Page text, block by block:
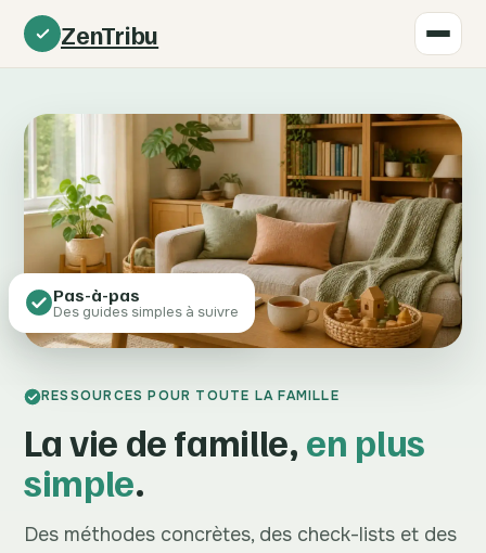
ZenTribu
RESSOURCES POUR TOUTE LA FAMILLE
La vie de famille, en plus
simple.
Des méthodes concrètes, des check-lists et des
Pas-à-pas
Des guides simples à suivre